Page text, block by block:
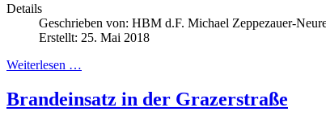
Details
Geschrieben von: HBM d.F. Michael Zeppezauer-
Erstellt: 25. Mai 2018
Weiterlesen …
Brandeinsatz in der Grazerstraße